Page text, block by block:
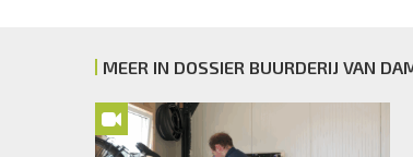
MEER IN DOSSIER BUURDERIJ VAN